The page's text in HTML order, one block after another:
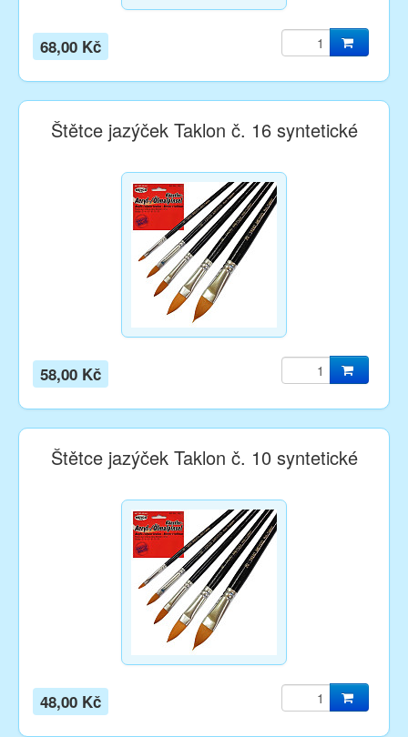
68,00 Kč
Štětce jazýček Taklon č. 16 syntetické
58,00 Kč
Štětce jazýček Taklon č. 10 syntetické
48,00 Kč